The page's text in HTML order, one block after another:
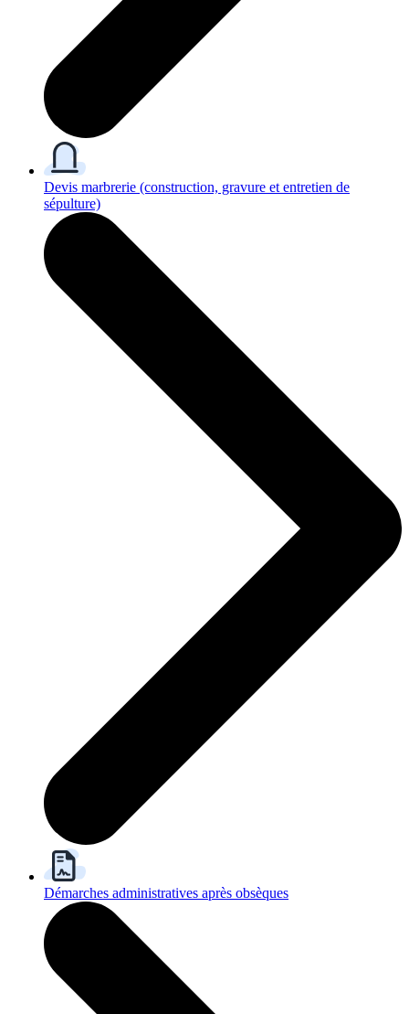
Devis marbrerie (construction, gravure et entretien de
sépulture)
Démarches administratives après obsèques